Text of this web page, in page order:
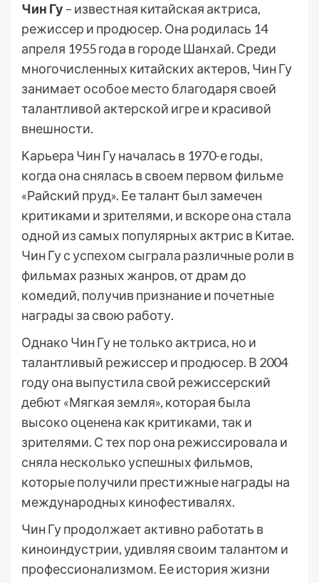
Чин Гу – известная китайская актриса,
режиссер и продюсер. Она родилась 14
апреля 1955 года в городе Шанхай. Среди
многочисленных китайских актеров, Чин Гу
занимает особое место благодаря своей
талантливой актерской игре и красивой
внешности.
Карьера Чин Гу началась в 1970-е годы,
когда она снялась в своем первом фильме
«Райский пруд». Ее талант был замечен
критиками и зрителями, и вскоре она стала
одной из самых популярных актрис в Китае.
Чин Гу с успехом сыграла различные роли в
фильмах разных жанров, от драм до
комедий, получив признание и почетные
награды за свою работу.
Однако Чин Гу не только актриса, но и
талантливый режиссер и продюсер. В 2004
году она выпустила свой режиссерский
дебют «Мягкая земля», которая была
высоко оценена как критиками, так и
зрителями. С тех пор она режиссировала и
сняла несколько успешных фильмов,
которые получили престижные награды на
международных кинофестивалях.
Чин Гу продолжает активно работать в
киноиндустрии, удивляя своим талантом и
профессионализмом. Ее история жизни